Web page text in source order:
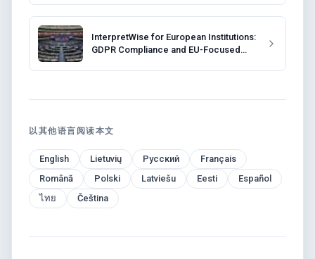
InterpretWise for European Institutions:
GDPR Compliance and EU-Focused
以其他语言阅读本文
English Lietuvių Русский
Français
Română
Polski Latviešu Eesti
Español
ไทย
Čeština